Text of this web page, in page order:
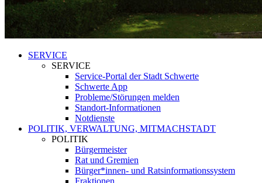
SERVICE
SERVICE
Service-Portal der Stadt Schwerte
Schwerte App
Probleme/Störungen melden
Standort-Informationen
Notdienste
POLITIK, VERWALTUNG, MITMACHSTADT
POLITIK
Bürgermeister
Rat und Gremien
Bürger*innen- und Ratsinformationssystem